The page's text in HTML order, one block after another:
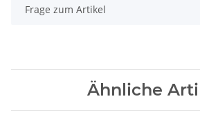
Frage zum Artikel
Ähnliche